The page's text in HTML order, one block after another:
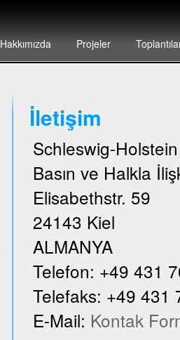
Hakkımızda Projeler
İletişim
Schleswig-
Basın ve Halkla
Elisabethstr. 59
24143 Kiel
ALMANYA
Telefon: +49 431
Telefaks: +49 431
E-Mail: Kontak